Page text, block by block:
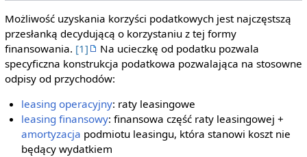
Możliwość uzyskania korzyści podatkowych jest najczęstszą
przesłanką decydującą o korzystaniu z tej formy
finansowania. [1]
Na ucieczkę od podatku pozwala
specyficzna konstrukcja podatkowa pozwalająca na stosowne
odpisy od przychodów:
leasing operacyjny: raty leasingowe
leasing finansowy: finansowa część raty leasingowej +
amortyzacja podmiotu leasingu, która stanowi koszt nie
będący wydatkiem